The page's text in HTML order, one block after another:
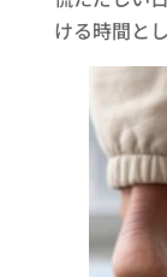
ける時間と